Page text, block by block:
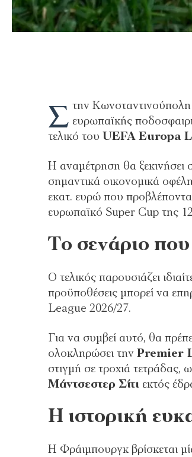
Σ την
ευρωπαϊκής
τελικό του UEFA Europa
Η αναμέτρηση θα ξεκινήσει
σημαντικά οικονομικά
εκατ. ευρώ που
ευρωπαϊκό Super Cup της
Το σενάριο
Ο τελικός παρουσιάζει
προϋποθέσεις μπορεί να
League 2026/27.
Για να συμβεί αυτό, θα
ολοκληρώσει τηνPremier
στιγμή σε τροχιά τετράδας,
Μάντσεστερ Σίτιεκτός
Η ιστορική
Η Φράιμπουργκ βρίσκεται